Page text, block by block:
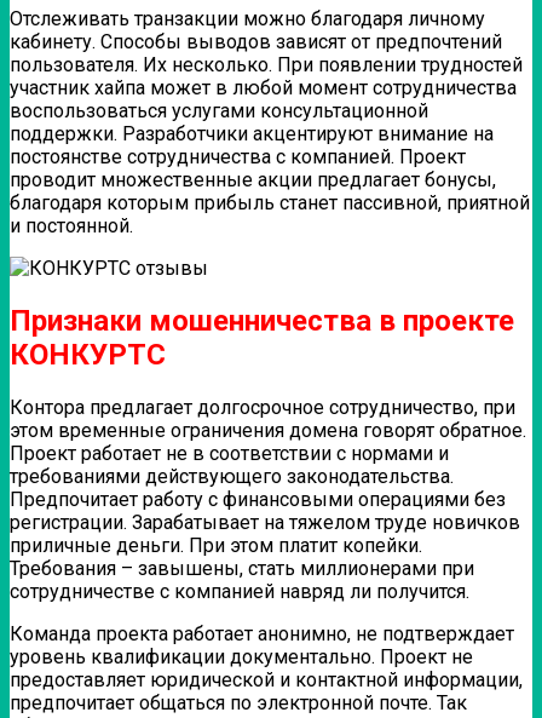
Отслеживать транзакции можно благодаря личному
кабинету. Способы выводов зависят от предпочтений
пользователя. Их несколько. При появлении трудностей
участник хайпа может в любой момент сотрудничества
воспользоваться услугами консультационной
поддержки. Разработчики акцентируют внимание на
постоянстве сотрудничества с компанией. Проект
проводит множественные акции предлагает бонусы,
благодаря которым прибыль станет пассивной, приятной
и постоянной.
Признаки мошенничества в проекте
КОНКУРТС
Контора предлагает долгосрочное сотрудничество, при
этом временные ограничения домена говорят обратное.
Проект работает не в соответствии с нормами и
требованиями действующего законодательства.
Предпочитает работу с финансовыми операциями без
регистрации. Зарабатывает на тяжелом труде новичков
приличные деньги. При этом платит копейки.
Требования – завышены, стать миллионерами при
сотрудничестве с компанией навряд ли получится.
Команда проекта работает анонимно, не подтверждает
уровень квалификации документально. Проект не
предоставляет юридической и контактной информации,
предпочитает общаться по электронной почте. Так